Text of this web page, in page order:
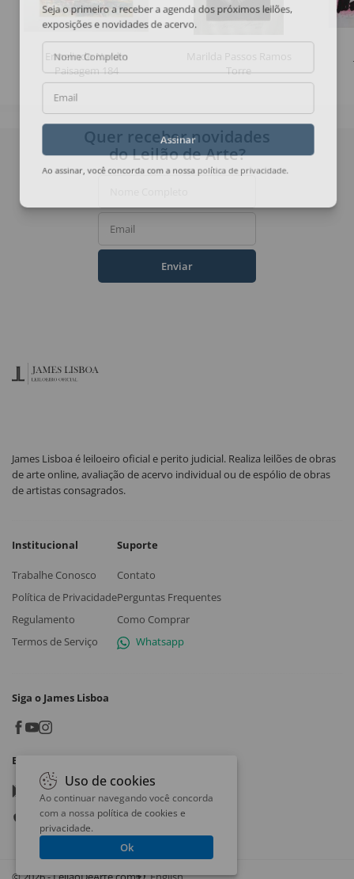
Ermelindo Nardin
Paisagem 184
Marilda Passos Ramos
Torre
Seja o primeiro a receber a agenda dos próximos leilões,
exposições e novidades de acervo.
Nome Completo
Email
Assinar
Ao assinar, você concorda com a nossapolítica de privacidade
Quer receber novidades
do Leilão de Arte?
Email
Enviar
James Lisboa é leiloeiro oficial e perito judicial. Realiza leilões de obras
de arte online, avaliação de acervo individual ou de espólio de obras
de artistas consagrados.
Institucional
Trabalhe Conosco
Política de Privacidade
Regulamento
Termos de Serviço
Suporte
Contato
Perguntas Frequentes
Como Comprar
Whatsapp
Siga o James Lisboa
Baixe o App
Google play
App store
Uso de cookies
Ao continuar navegando você concorda
com a nossa política de cookies e
privacidade.
Ok